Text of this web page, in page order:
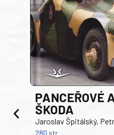
PANCEŘOVÉ
ŠKODA
Jaroslav Špitálský,
280 str.